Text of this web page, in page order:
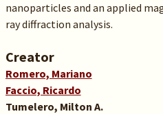
nanoparticles and an applied
ray diffraction analysis.
Creator
Romero, Mariano
Faccio, Ricardo
Tumelero, Milton A.